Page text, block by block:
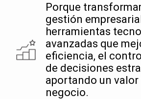
Porque
gestión
herramientas
avanzadas que
eficiencia, el
de decisiones
aportando un valor
negocio.